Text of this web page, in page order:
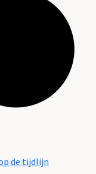
de tijdlijn